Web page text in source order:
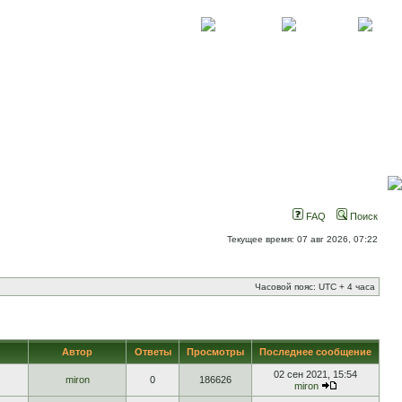
FAQ Поиск
Текущее время: 07 авг 2026, 07:22
Часовой пояс: UTC + 4 часа
Автор Ответы Просмотры Последнее сообщение
miron 0 186626
02 сен 2021, 15:54
miron